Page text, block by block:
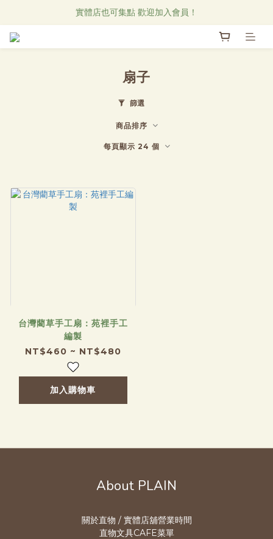
Research Notes 新品發售中！
實體店也可集點 歡迎加入會員！
扇子
篩選
商品排序
每頁顯示 24 個
台灣藺草手工扇：苑裡手工
編製
NT$460 ~ NT$480
加入購物車
About PLAIN
關於直物 / 實體店舖營業時間
直物文具CAFE菜單